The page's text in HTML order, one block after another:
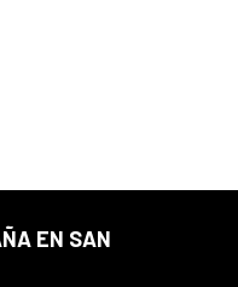
EN SAN